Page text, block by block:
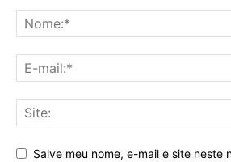
Salve meu nome, e-mail e site neste